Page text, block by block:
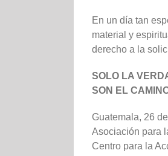
En un día tan
material y
derecho a la
SOLO LA
SON EL
Guatemala, 26
Asociación para
Centro para la